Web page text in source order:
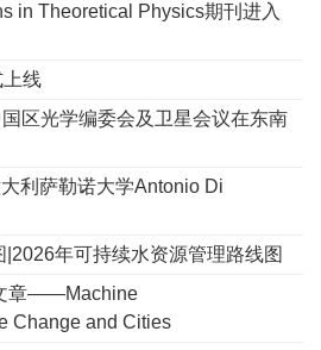
in Theoretical Physics期刊进入
上线
区光学编委会及卫星会议在东南
利萨勒诺大学Antonio Di
年可持续水资源管理路线图
章——Machine
Change and Cities